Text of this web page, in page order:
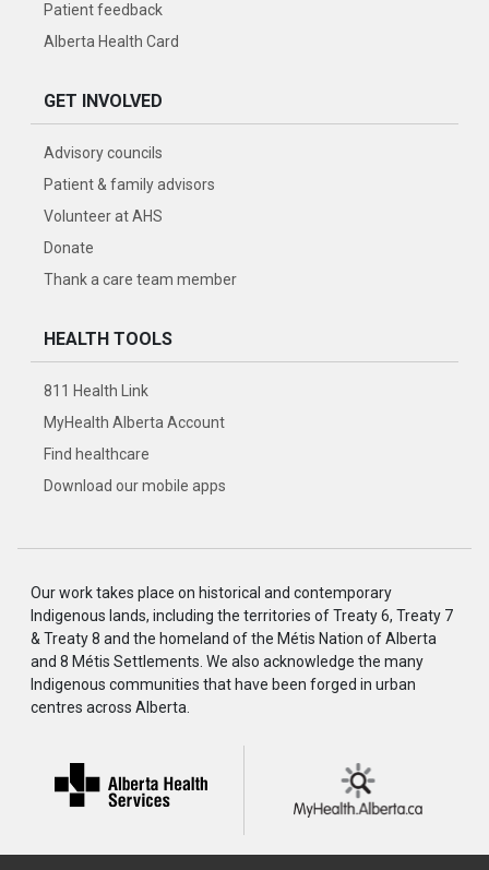
Patient feedback
Alberta Health Card
GET INVOLVED
Advisory councils
Patient & family advisors
Volunteer at AHS
Donate
Thank a care team member
HEALTH TOOLS
811 Health Link
MyHealth Alberta Account
Find healthcare
Download our mobile apps
Our work takes place on historical and contemporary
Indigenous lands, including the territories of Treaty 6, Treaty 7
& Treaty 8 and the homeland of the Métis Nation of Alberta
and 8 Métis Settlements. We also acknowledge the many
Indigenous communities that have been forged in urban
centres across Alberta.